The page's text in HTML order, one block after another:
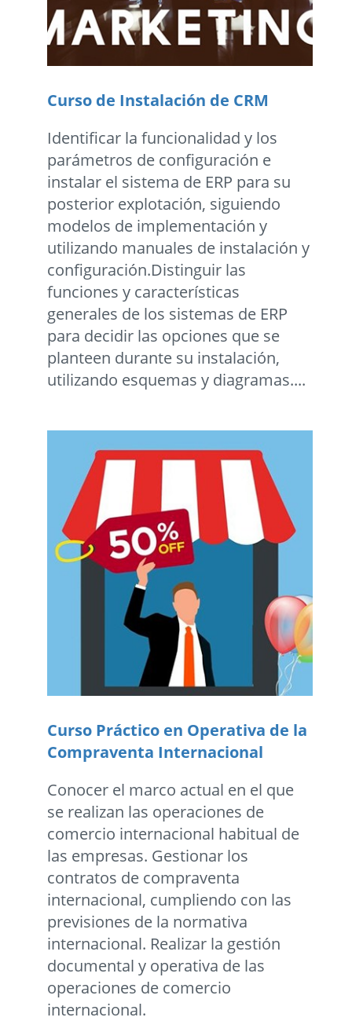
Curso de Instalación de CRM
Identificar la funcionalidad y los
parámetros de configuración e
instalar el sistema de ERP para su
posterior explotación, siguiendo
modelos de implementación y
utilizando manuales de instalación y
configuración.Distinguir las
funciones y características
generales de los sistemas de ERP
para decidir las opciones que se
planteen durante su instalación,
utilizando esquemas y diagramas....
Curso Práctico en Operativa de la
Compraventa Internacional
Conocer el marco actual en el que
se realizan las operaciones de
comercio internacional habitual de
las empresas. Gestionar los
contratos de compraventa
internacional, cumpliendo con las
previsiones de la normativa
internacional. Realizar la gestión
documental y operativa de las
operaciones de comercio
internacional.